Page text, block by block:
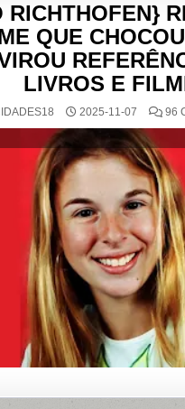
RICHTHOFEN}
QUE
LIVROS E
2025-11-07 96